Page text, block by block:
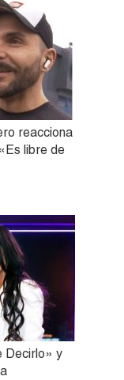
reacciona
libre de
Decirlo» y